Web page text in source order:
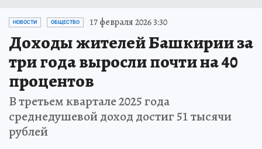
НОВОСТИ ОБЩЕСТВО 17 февраля 2026 3:30
Доходы жителей Башкирии за
три года выросли почти на 40
процентов
В третьем квартале 2025 года
среднедушевой доход достиг 51 тысячи
рублей